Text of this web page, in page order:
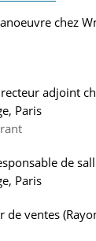
chez
adjoint
Paris
de
Paris
de ventes